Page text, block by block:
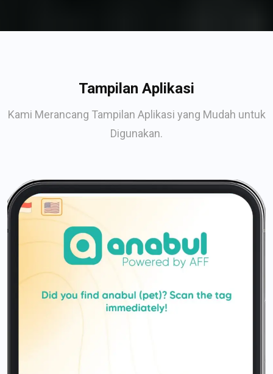
Tampilan Aplikasi
Kami Merancang Tampilan Aplikasi yang Mudah untuk
Digunakan.